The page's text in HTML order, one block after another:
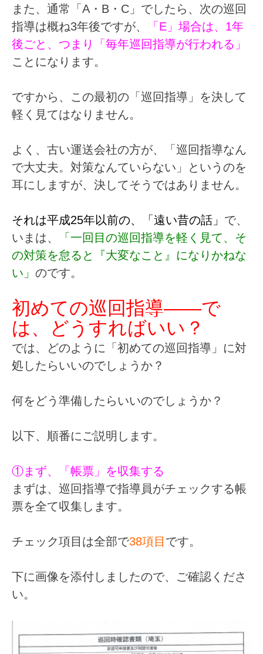
また、通常「A・B・C」でしたら、次の巡回
指導は概ね3年後ですが、
「E」場合は、1年
後ごと、つまり「毎年巡回指導が行われる」
ことになります。
ですから、この最初の「巡回指導」を決して
軽く見てはなりません。
よく、古い運送会社の方が、「巡回指導なん
で大丈夫。対策なんていらない」というのを
耳にしますが、決してそうではありません。
それは平成25年以前の、 「遠い昔の話」 で、
いまは、
「一回目の巡回指導を軽く見て、そ
の対策を怠ると『大変なこと』になりかねな
い」 のです。
初めての巡回指導――で
は、どうすればいい？
では、どのように「初めての巡回指導」に対
処したらいいのでしょうか？
何をどう準備したらいいのでしょうか？
以下、順番にご説明します。
①まず、「帳票」を収集する
まずは、巡回指導で指導員がチェックする帳
票を全て収集します。
チェック項目は全部で38項目 です。
下に画像を添付しましたので、ご確認くださ
い。